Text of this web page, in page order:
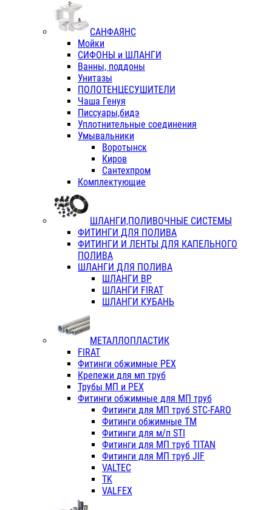
САНФАЯНС
Мойки
СИФОНЫ и ШЛАНГИ
Ванны, поддоны
Унитазы
ПОЛОТЕНЦЕСУШИТЕЛИ
Чаша Генуя
Писсуары,бидэ
Уплотнительные соединения
Умывальники
Воротынск
Киров
Сантехпром
Комплектующие
ШЛАНГИ,ПОЛИВОЧНЫЕ СИСТЕМЫ
ФИТИНГИ ДЛЯ ПОЛИВА
ФИТИНГИ И ЛЕНТЫ ДЛЯ КАПЕЛЬНОГО
ПОЛИВА
ШЛАНГИ ДЛЯ ПОЛИВА
ШЛАНГИ ВР
ШЛАНГИ FIRAT
ШЛАНГИ КУБАНЬ
МЕТАЛЛОПЛАСТИК
FIRAT
Фитинги обжимные PEX
Крепежи для мп труб
Трубы МП и PEX
Фитинги обжимные для МП труб
Фитинги для МП труб STC-FARO
Фитинги обжимные ТМ
Фитинги для м/п STI
Фитинги для МП труб TITAN
Фитинги для МП труб JIF
VALTEC
TK
VALFEX